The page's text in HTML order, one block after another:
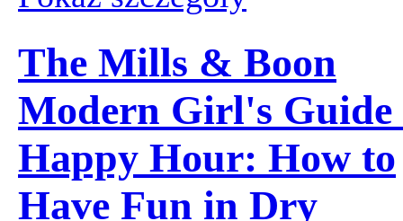
The Mills & Boon
Modern Girl's Guide
Happy Hour: How to
Have Fun in Dry